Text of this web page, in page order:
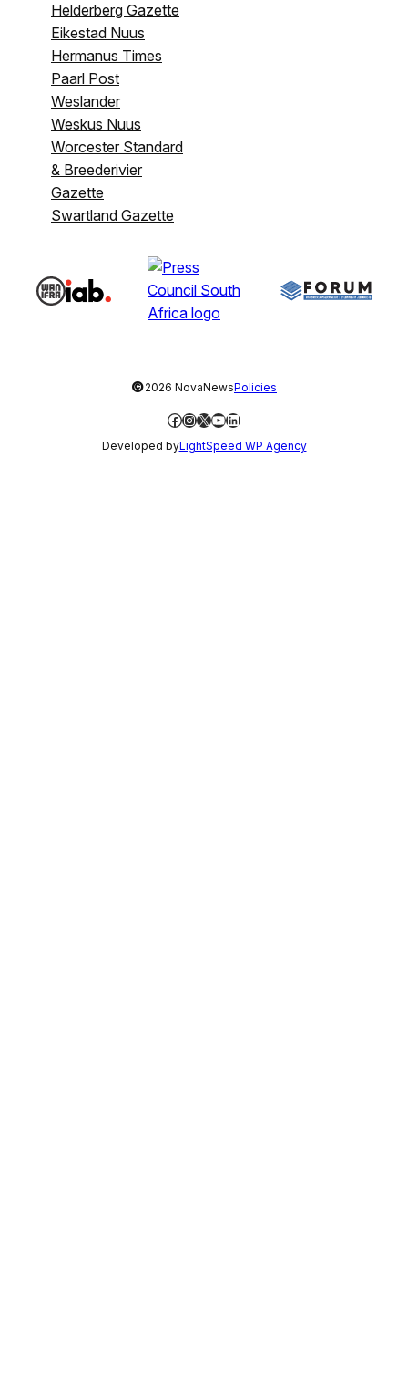
Helderberg Gazette
Eikestad Nuus
Hermanus Times
Paarl Post
Weslander
Weskus Nuus
Worcester Standard
& Breederivier
Gazette
Swartland Gazette
©2026 NovaNewsPolicies
Facebook
Instagram
X YouTube
LinkedIn
Developed byLightSpeed WP Agency